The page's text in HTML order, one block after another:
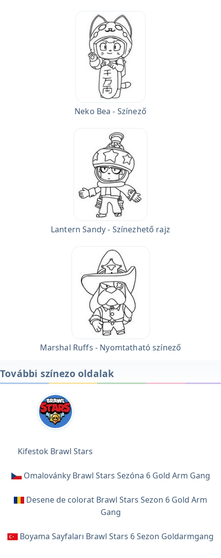
Neko Bea - Színező
Lantern Sandy - Színezhető rajz
Marshal Ruffs - Nyomtatható színező
További színezo oldalak
Kifestok Brawl Stars
Omalovánky Brawl Stars Sezóna 6 Gold Arm Gang
Desene de colorat Brawl Stars Sezon 6 Gold Arm
Gang
Boyama Sayfaları Brawl Stars 6 Sezon Goldarmgang